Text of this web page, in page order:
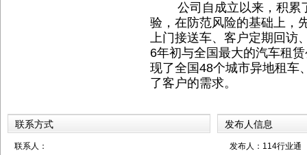
公司自成立以来，积累
验，在防范风险的基础上，
上门接送车、客户定期回访
6年初与全国最大的汽车租
现了全国48个城市异地租车
了客户的需求。
联系方式
联系人：
发布人信息
发布人：114行业通